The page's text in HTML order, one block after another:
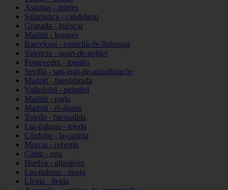
Asturias - mieres
Salamanca - candelario
Granada - huéscar
Madrid - leganés
Barcelona - cornellà-de-llobregat
Valencia - quart-de-poblet
Pontevedra - tomiño
Sevilla - san-juan-de-aznalfarache
Madrid - fuenlabrada
Valladolid - peñafiel
Madrid - parla
Madrid - el-álamo
Toledo - fuensalida
Las-palmas - tejeda
Córdoba - la-carlota
Murcia - cehegín
Cádiz - rota
Huelva - gibraleón
Las-palmas - tinajo
Lleida - lleida